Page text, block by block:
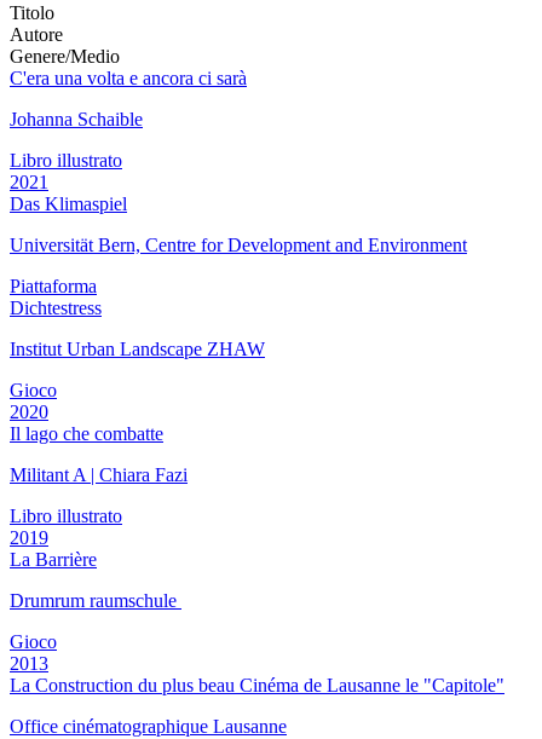
Titolo
Autore
Genere/Medio
C'era una volta e ancora ci sarà
Johanna Schaible
Libro illustrato
2021
Das Klimaspiel
Universität Bern, Centre for Development and Environment
Piattaforma
Dichtestress
Institut Urban Landscape ZHAW
Gioco
2020
Il lago che combatte
Militant A | Chiara Fazi
Libro illustrato
2019
La Barrière
Drumrum raumschule
Gioco
2013
La Construction du plus beau Cinéma de Lausanne le "Capitole"
Office cinématographique Lausanne